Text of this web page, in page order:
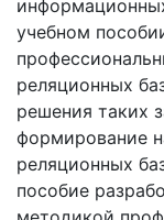
учебном
реляционных
решения таких
формирование
реляционных
пособие